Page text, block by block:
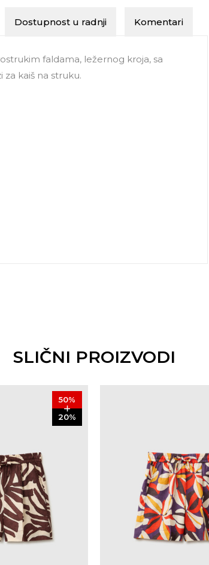
Dostupnost u radnji Komentari
faldama, ležernog kroja, sa
kaiš na struku.
SLIČNI PROIZVODI
50%
20%